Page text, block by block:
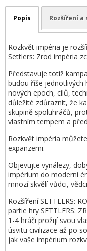
Popis Rozšíření
Rozkvět impéria je
Settlers: Zrod impéria
Představuje totiž
budou říše
nových epoch, cílů,
důležité zdůraznit, že
skupině spoluhráčů,
vlastním tempem a
Rozkvět impéria
expanzemi.
Objevujte vynálezy,
impérium do moderní
mnozí skvělí vůdci,
Rozšíření SETTLERS:
partie hry SETTLERS:
1-4 hráči prožijí svou
úsvitu civilizace až po
jak vaše impérium